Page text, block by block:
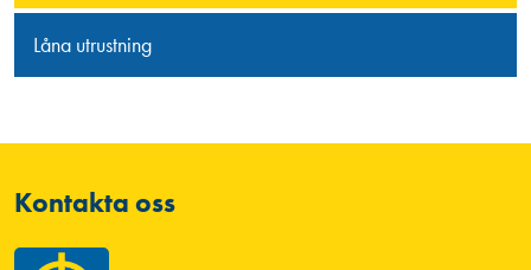
Låna utrustning
Kontakta oss